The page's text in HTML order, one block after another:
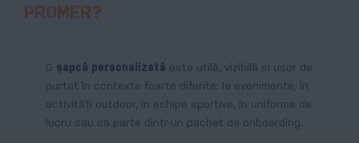
PROMER?
O șapcă personalizată este utilă, vizibilă și ușor de
purtat în contexte foarte diferite: la evenimente, în
activități outdoor, în echipe sportive, în uniforme de
lucru sau ca parte dintr-un pachet de onboarding.